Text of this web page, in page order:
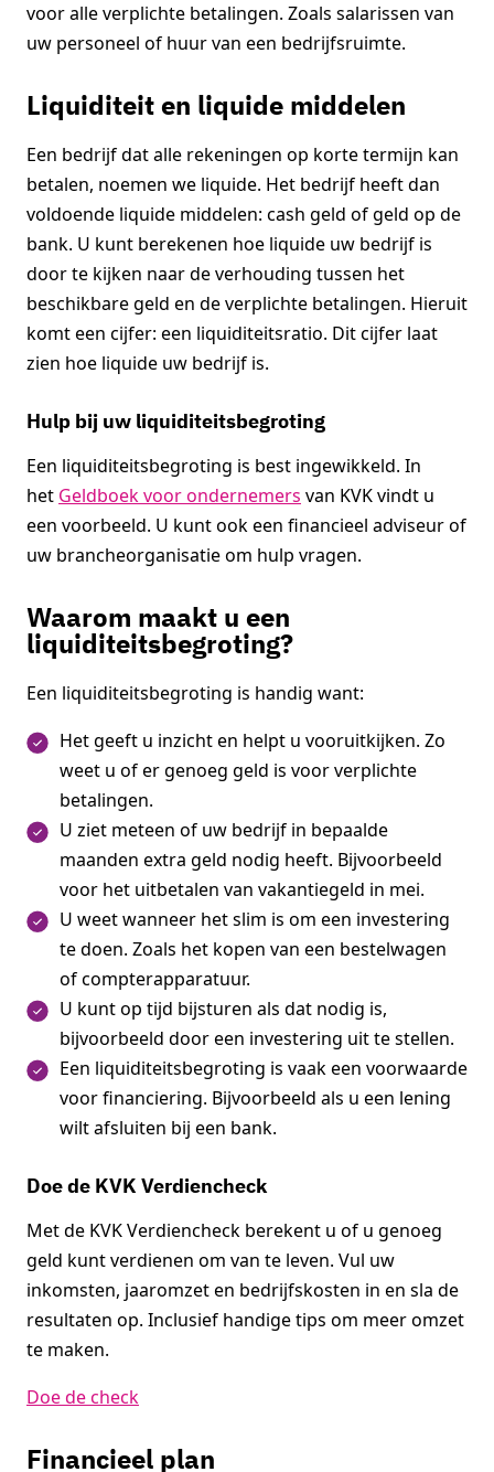
voor alle verplichte betalingen. Zoals salarissen van
uw personeel of huur van een bedrijfsruimte.
Liquiditeit en liquide middelen
Een bedrijf dat alle rekeningen op korte termijn kan
betalen, noemen we liquide. Het bedrijf heeft dan
voldoende liquide middelen: cash geld of geld op de
bank. U kunt berekenen hoe liquide uw bedrijf is
door te kijken naar de verhouding tussen het
beschikbare geld en de verplichte betalingen. Hieruit
komt een cijfer: een liquiditeitsratio. Dit cijfer laat
zien hoe liquide uw bedrijf is.
Hulp bij uw liquiditeitsbegroting
Een liquiditeitsbegroting is best ingewikkeld. In
het Geldboek voor ondernemers van KVK vindt u
een voorbeeld. U kunt ook een financieel adviseur of
uw brancheorganisatie om hulp vragen.
Waarom maakt u een
liquiditeitsbegroting?
Een liquiditeitsbegroting is handig want:
Het geeft u inzicht en helpt u vooruitkijken. Zo
weet u of er genoeg geld is voor verplichte
betalingen.
U ziet meteen of uw bedrijf in bepaalde
maanden extra geld nodig heeft. Bijvoorbeeld
voor het uitbetalen van vakantiegeld in mei.
U weet wanneer het slim is om een investering
te doen. Zoals het kopen van een bestelwagen
of compterapparatuur.
U kunt op tijd bijsturen als dat nodig is,
bijvoorbeeld door een investering uit te stellen.
Een liquiditeitsbegroting is vaak een voorwaarde
voor financiering. Bijvoorbeeld als u een lening
wilt afsluiten bij een bank.
Doe de KVK Verdiencheck
Met de KVK Verdiencheck berekent u of u genoeg
geld kunt verdienen om van te leven. Vul uw
inkomsten, jaaromzet en bedrijfskosten in en sla de
resultaten op. Inclusief handige tips om meer omzet
te maken.
Doe de check
Financieel plan